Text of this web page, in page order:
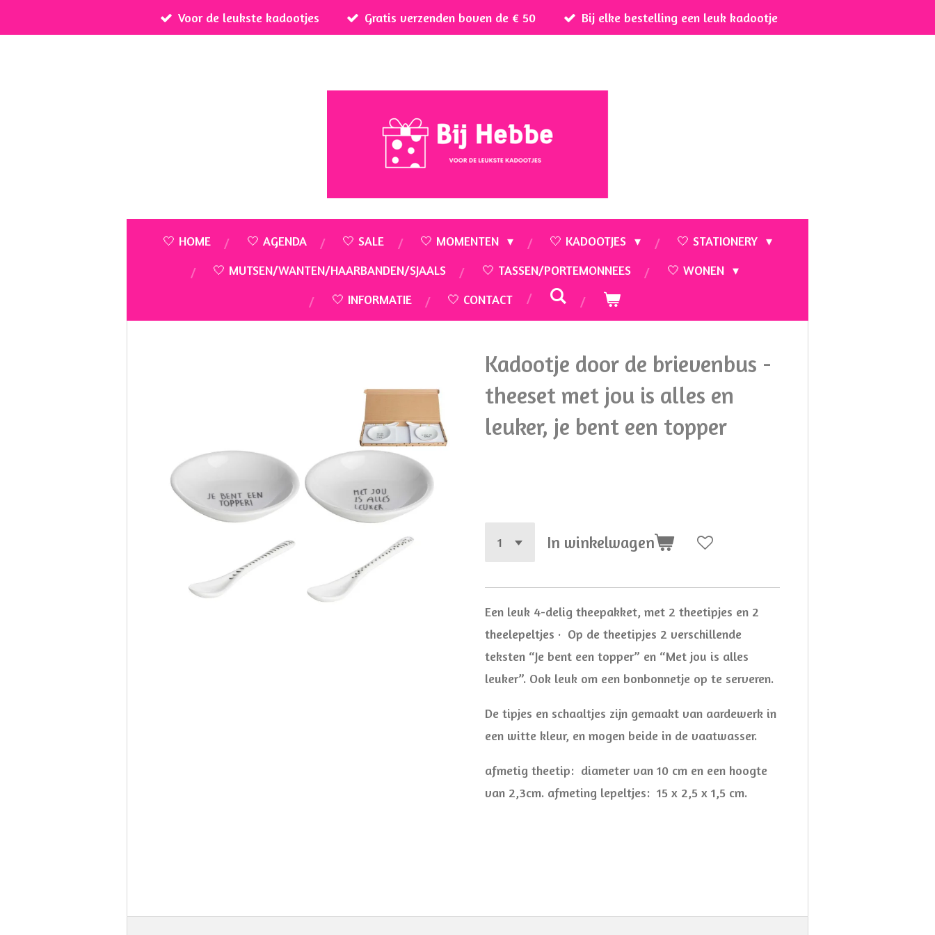
Voor de leukste kadootjes Gratis verzenden boven de € 50 Bij elke bestelling een leuk kadootje
🤍 HOME 🤍 AGENDA 🤍 SALE 🤍 MOMENTEN 🤍 KADOOTJES
🤍 STATIONERY
🤍 MUTSEN/WANTEN/HAARBANDEN/SJAALS
🤍 TASSEN/PORTEMONNEES
🤍 WONEN
🤍 INFORMATIE
🤍 CONTACT
Kadootje door de brievenbus -
theeset met jou is alles en
leuker, je bent een topper
In winkelwagen
Een leuk 4-delig theepakket, met 2 theetipjes en 2
theelepeltjes · Op de theetipjes 2 verschillende
teksten “Je bent een topper” en “Met jou is alles
leuker”. Ook leuk om een bonbonnetje op te serveren.
De tipjes en schaaltjes zijn gemaakt van aardewerk in
een witte kleur, en mogen beide in de vaatwasser.
afmetig theetip: diameter van 10 cm en een hoogte
van 2,3cm. afmeting lepeltjes: 15 x 2,5 x 1,5 cm.